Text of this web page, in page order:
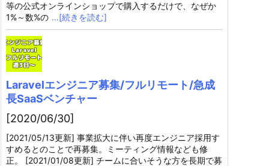
等の公式オンラインショップで購入するだけで、なぜか
1%～数%の …[続きを読む]
Laravelエンジニア募集/フルリモート/急成
長SaaSベンチャー
[2020/06/30]
[2021/05/13更新] 事業拡大に伴い再度エンジニア採用す
すめるとのことで再募集。ミーティング情報なども修
正。 [2021/01/08更新] チームに合いそうな方を長期で募